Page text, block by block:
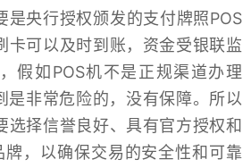
央行授权颁发的支付牌照POS
卡可以及时到账，资金受银联监
假如POS机不是正规渠道办理
是非常危险的，没有保障。所以
选择信誉良好、具有官方授权和
牌，以确保交易的安全性和可靠